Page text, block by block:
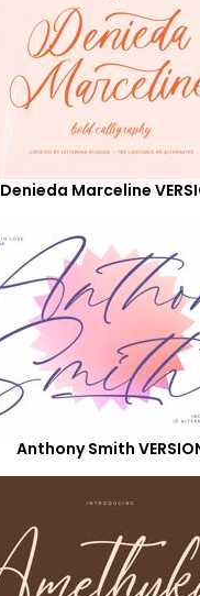
Denieda Marceline
Anthony Smith